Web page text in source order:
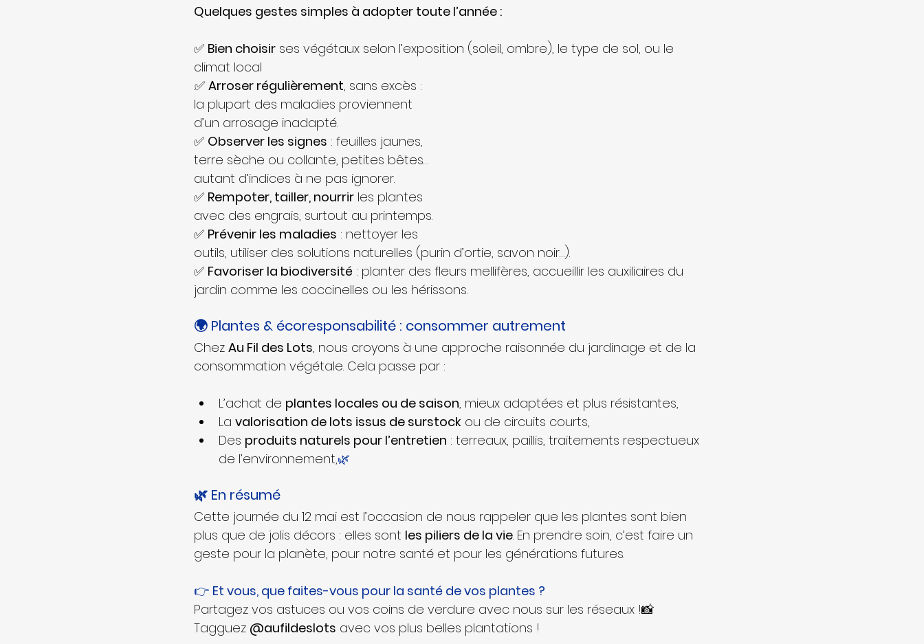
Quelques gestes simples à adopter toute l’année :
✅ Bien choisir ses végétaux selon l’exposition (soleil, ombre), le type de sol, ou le
climat local
.✅ Arroser régulièrement, sans excès :
la plupart des maladies proviennent
d’un arrosage inadapté.
✅ Observer les signes : feuilles jaunes,
terre sèche ou collante, petites bêtes…
autant d’indices à ne pas ignorer.
✅ Rempoter, tailler, nourrir les plantes
avec des engrais, surtout au printemps.
✅ Prévenir les maladies : nettoyer les
outils, utiliser des solutions naturelles (purin d’ortie, savon noir…).
✅ Favoriser la biodiversité : planter des fleurs mellifères, accueillir les auxiliaires du
jardin comme les coccinelles ou les hérissons.
🌍 Plantes & écoresponsabilité : consommer autrement
Chez Au Fil des Lots, nous croyons à une approche raisonnée du jardinage et de la
consommation végétale. Cela passe par :
L’achat de plantes locales ou de saison, mieux adaptées et plus résistantes,
La valorisation de lots issus de surstock ou de circuits courts,
Des produits naturels pour l’entretien : terreaux, paillis, traitements respectueux
de l’environnement,🌿
🌿 En résumé
Cette journée du 12 mai est l’occasion de nous rappeler que les plantes sont bien
plus que de jolis décors : elles sont les piliers de la vie. En prendre soin, c’est faire un
geste pour la planète, pour notre santé et pour les générations futures.
👉 Et vous, que faites-vous pour la santé de vos plantes ?
Partagez vos astuces ou vos coins de verdure avec nous sur les réseaux !📸
Tagguez @aufildeslots avec vos plus belles plantations !